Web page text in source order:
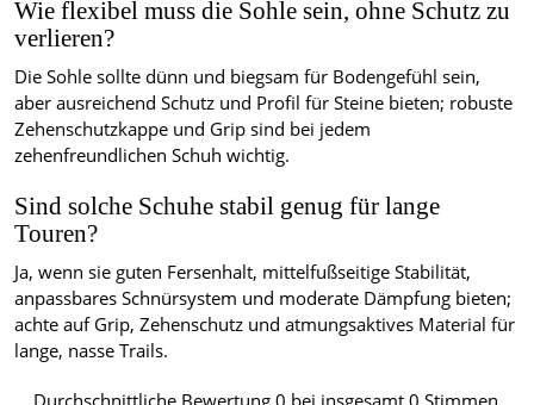
Wie flexibel muss die Sohle sein, ohne Schutz zu
verlieren?
Die Sohle sollte dünn und biegsam für Bodengefühl sein,
aber ausreichend Schutz und Profil für Steine bieten; robuste
Zehenschutzkappe und Grip sind bei jedem
zehenfreundlichen Schuh wichtig.
Sind solche Schuhe stabil genug für lange
Touren?
Ja, wenn sie guten Fersenhalt, mittelfußseitige Stabilität,
anpassbares Schnürsystem und moderate Dämpfung bieten;
achte auf Grip, Zehenschutz und atmungsaktives Material für
lange, nasse Trails.